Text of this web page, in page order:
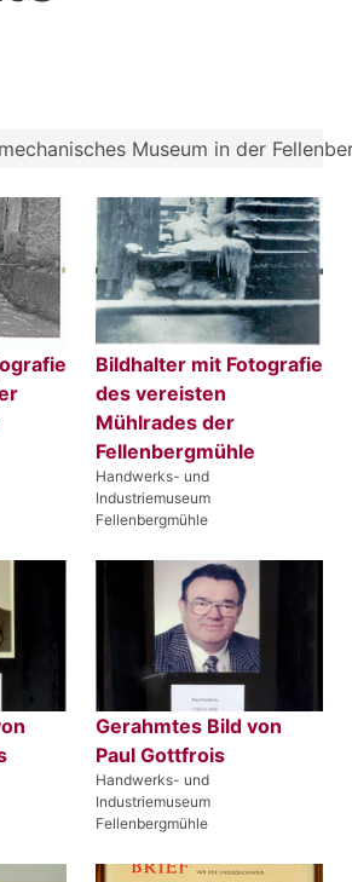
Museum in der
Bildhalter mit Fotografie
des vereisten
Mühlrades der
Fellenbergmühle
Handwerks- und
Industriemuseum
Fellenbergmühle
Gerahmtes Bild von
Paul Gottfrois
Handwerks- und
Industriemuseum
Fellenbergmühle